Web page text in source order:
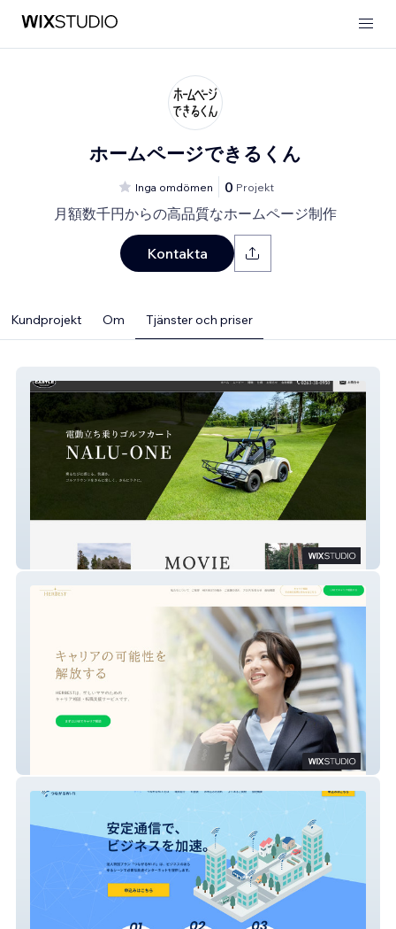
ホームページできるくん
Inga omdömen 0 Projekt
月額数千円からの高品質なホームページ制作
Kontakta
Kundprojekt Om Tjänster och priser
SHIVA AGS